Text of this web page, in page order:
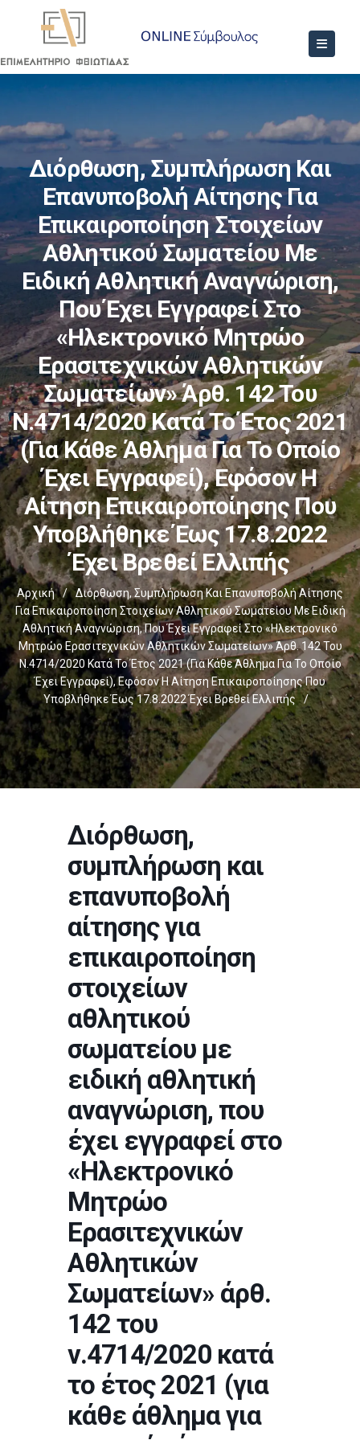
Διόρθωση, Συμπλήρωση Και
Επανυποβολή Αίτησης Για
Επικαιροποίηση Στοιχείων
Αθλητικού Σωματείου Με
Ειδική Αθλητική Αναγνώριση,
Που Έχει Εγγραφεί Στο
«Ηλεκτρονικό Μητρώο
Ερασιτεχνικών Αθλητικών
Σωματείων» Άρθ. 142 Του
Ν.4714/2020 Κατά Το Έτος 2021
(για Κάθε Άθλημα Για Το Οποίο
Έχει Εγγραφεί), Εφόσον Η
Αίτηση Επικαιροποίησης Που
Υποβλήθηκε Έως 17.8.2022
Έχει Βρεθεί Ελλιπής
Αρχική /
Διόρθωση, Συμπλήρωση Και Επανυποβολή Αίτησης
Για Επικαιροποίηση Στοιχείων Αθλητικού Σωματείου Με Ειδική
Αθλητική Αναγνώριση, Που Έχει Εγγραφεί Στο «Ηλεκτρονικό
Μητρώο Ερασιτεχνικών Αθλητικών Σωματείων» Άρθ. 142 Του
Ν.4714/2020 Κατά Το Έτος 2021 (για Κάθε Άθλημα Για Το Οποίο
Έχει Εγγραφεί), Εφόσον Η Αίτηση Επικαιροποίησης Που
Υποβλήθηκε Έως 17.8.2022 Έχει Βρεθεί Ελλιπής
/
Διόρθωση,
συμπλήρωση και
επανυποβολή
αίτησης για
επικαιροποίηση
στοιχείων
αθλητικού
σωματείου με
ειδική αθλητική
αναγνώριση, που
έχει εγγραφεί στο
«Ηλεκτρονικό
Μητρώο
Ερασιτεχνικών
Αθλητικών
Σωματείων» άρθ.
142 του
ν.4714/2020 κατά
το έτος 2021 (για
κάθε άθλημα για